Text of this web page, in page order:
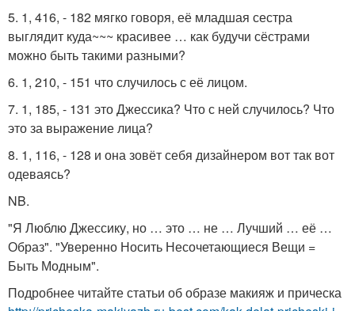
5. 1, 416, - 182 мягко говоря, её младшая сестра
выглядит куда~~~ красивее … как будучи сёстрами
можно быть такими разными?
6. 1, 210, - 151 что случилось с её лицом.
7. 1, 185, - 131 это Джессика? Что с ней случилось? Что
это за выражение лица?
8. 1, 116, - 128 и она зовёт себя дизайнером вот так вот
одеваясь?
NB.
"Я Люблю Джессику, но … это … не … Лучший … её …
Образ". "Уверенно Носить Несочетающиеся Вещи =
Быть Модным".
Подробнее читайте статьи об образе макияж и прическа